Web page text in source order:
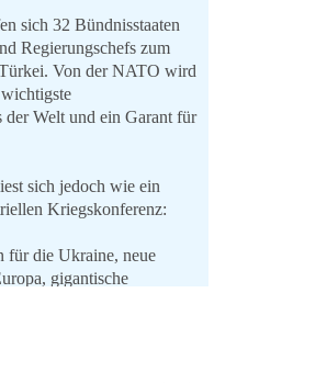
sich 32 Bündnisstaaten
Regierungschefs zum
Von der NATO wird
der Welt und ein Garant für
sich jedoch wie ein
Kriegskonferenz:
die Ukraine, neue
gigantische
Modernisierung der